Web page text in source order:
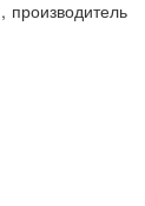
, производитель